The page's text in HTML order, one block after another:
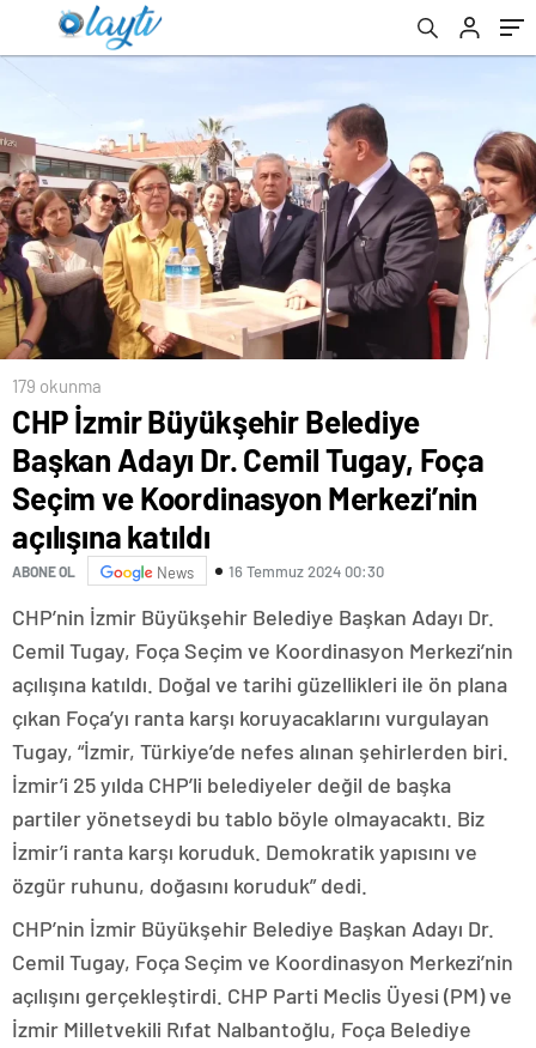
Koordinasyon Merkezi’nin açılışına katıldı
179 okunma
CHP İzmir Büyükşehir Belediye
Başkan Adayı Dr. Cemil Tugay, Foça
Seçim ve Koordinasyon Merkezi’nin
açılışına katıldı
ABONE OL News 16 Temmuz 2024 00:30
CHP’nin İzmir Büyükşehir Belediye Başkan Adayı Dr.
Cemil Tugay, Foça Seçim ve Koordinasyon Merkezi’nin
açılışına katıldı. Doğal ve tarihi güzellikleri ile ön plana
çıkan Foça’yı ranta karşı koruyacaklarını vurgulayan
Tugay, “İzmir, Türkiye’de nefes alınan şehirlerden biri.
İzmir’i 25 yılda CHP’li belediyeler değil de başka
partiler yönetseydi bu tablo böyle olmayacaktı. Biz
İzmir’i ranta karşı koruduk. Demokratik yapısını ve
özgür ruhunu, doğasını koruduk” dedi.
CHP’nin İzmir Büyükşehir Belediye Başkan Adayı Dr.
Cemil Tugay, Foça Seçim ve Koordinasyon Merkezi’nin
açılışını gerçekleştirdi. CHP Parti Meclis Üyesi (PM) ve
İzmir Milletvekili Rıfat Nalbantoğlu, Foça Belediye